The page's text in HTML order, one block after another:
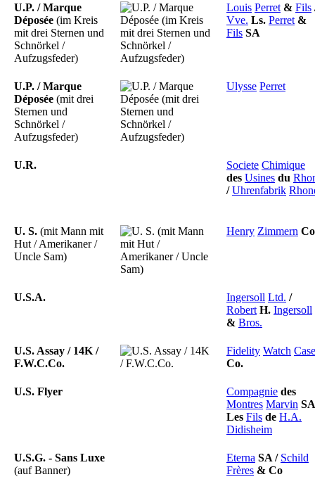
U.P. / Marque
Déposée (im Kreis
mit drei Sternen und
Schnörkel /
Aufzugsfeder)
Louis Perret & Fils
Vve. Ls. Perret &
Fils SA
U.P. / Marque
Déposée (mit drei
Sternen und
Schnörkel /
Aufzugsfeder)
Ulysse Perret
U.R. Societe Chimique
des Usines du
/Uhrenfabrik
U. S. (mit Mann mit
Hut / Amerikaner /
Uncle Sam)
Henry Zimmern
U.S.A. Ingersoll Ltd. /
Robert H. Ingersoll
& Bros.
U.S. Assay / 14K /
F.W.C.Co.
Fidelity Watch Case
Co.
U.S. Flyer Compagnie des
Montres Marvin
Les Fils de H.A.
Didisheim
U.S.G. - Sans Luxe
(auf Banner)
Eterna SA / Schild
Frères & Co